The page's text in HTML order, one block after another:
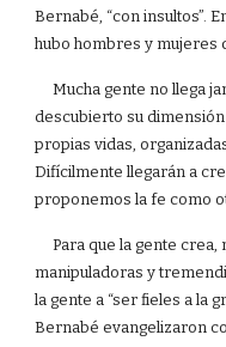
Bernabé, “con insultos”.
hubo hombres y mujeres
Mucha gente no llega
descubierto su
propias vidas,
Difícilmente llegarán a
proponemos la fe como
Para que la gente crea,
manipuladoras y
la gente a “ser fieles a la
Bernabé evangelizaron